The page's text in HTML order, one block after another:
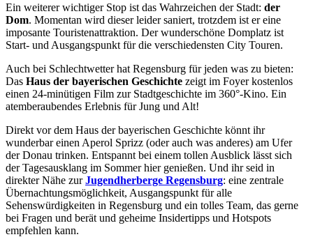
Ein weiterer wichtiger Stop ist das Wahrzeichen der Stadt: der
Dom. Momentan wird dieser leider saniert, trotzdem ist er eine
imposante Touristenattraktion. Der wunderschöne Domplatz ist
Start- und Ausgangspunkt für die verschiedensten City Touren.
Auch bei Schlechtwetter hat Regensburg für jeden was zu bieten:
Das Haus der bayerischen Geschichte zeigt im Foyer kostenlos
einen 24-minütigen Film zur Stadtgeschichte im 360°-Kino. Ein
atemberaubendes Erlebnis für Jung und Alt!
Direkt vor dem Haus der bayerischen Geschichte könnt ihr
wunderbar einen Aperol Sprizz (oder auch was anderes) am Ufer
der Donau trinken. Entspannt bei einem tollen Ausblick lässt sich
der Tagesausklang im Sommer hier genießen. Und ihr seid in
direkter Nähe zurJugendherberge Regensburg: eine zentrale
Übernachtungsmöglichkeit, Ausgangspunkt für alle
Sehenswürdigkeiten in Regensburg und ein tolles Team, das gerne
bei Fragen und berät und geheime Insidertipps und Hotspots
empfehlen kann.